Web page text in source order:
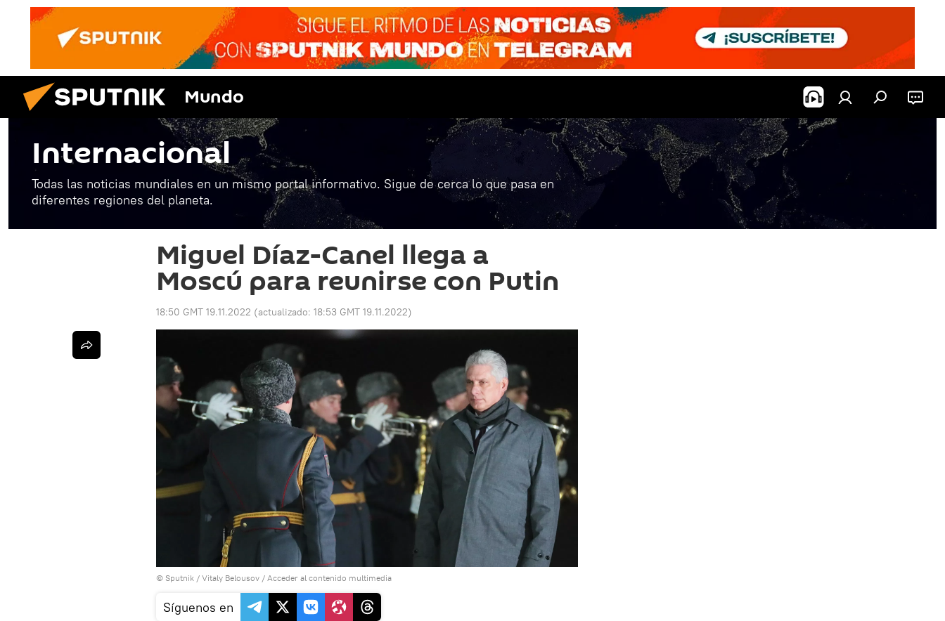
Mundo
Internacional
Todas las noticias mundiales en un mismo portal informativo. Sigue de cerca lo que pasa en
diferentes regiones del planeta.
Miguel Díaz-Canel llega a
Moscú para reunirse con Putin
18:50 GMT 19.11.2022 (actualizado: 18:53 GMT 19.11.2022)
© Sputnik / Vitaly Belousov / Acceder al contenido multimedia
Síguenos en